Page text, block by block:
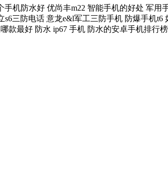
机防水好 优尚丰m22 智能手机的好处 军
三防电话 意龙e&l军工三防手机 防爆手机
款最好 防水 ip67 手机 防水的安卓手机排